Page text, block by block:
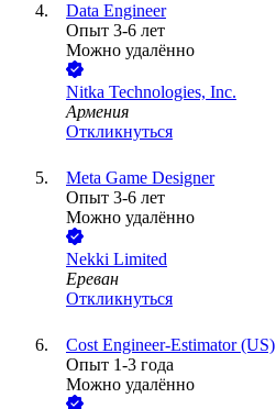
Data Engineer
Опыт 3-6 лет
Можно удалённо
Nitka Technologies, Inc.
Армения
Откликнуться
Meta Game Designer
Опыт 3-6 лет
Можно удалённо
Nekki Limited
Ереван
Откликнуться
Cost Engineer-Estimator (US)
Опыт 1-3 года
Можно удалённо